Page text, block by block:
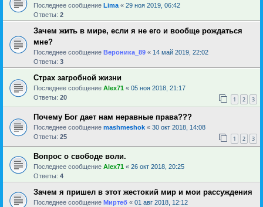
Последнее сообщение Lima « 29 ноя 2019, 06:42
Ответы: 2
Зачем жить в мире, если я не его и вообще рождаться
мне?
Последнее сообщение Вероника_89 « 14 май 2019, 22:02
Ответы: 3
Страх загробной жизни
Последнее сообщение Alex71 « 05 ноя 2018, 21:17
Ответы: 20 1 2 3
Почему Бог дает нам неравные права???
Последнее сообщение mashmeshok « 30 окт 2018, 14:08
Ответы: 25 1 2 3
Вопрос о свободе воли.
Последнее сообщение Alex71 « 26 окт 2018, 20:25
Ответы: 4
Зачем я пришел в этот жестокий мир и мои рассуждения
Последнее сообщение Миртеб « 01 авг 2018, 12:12